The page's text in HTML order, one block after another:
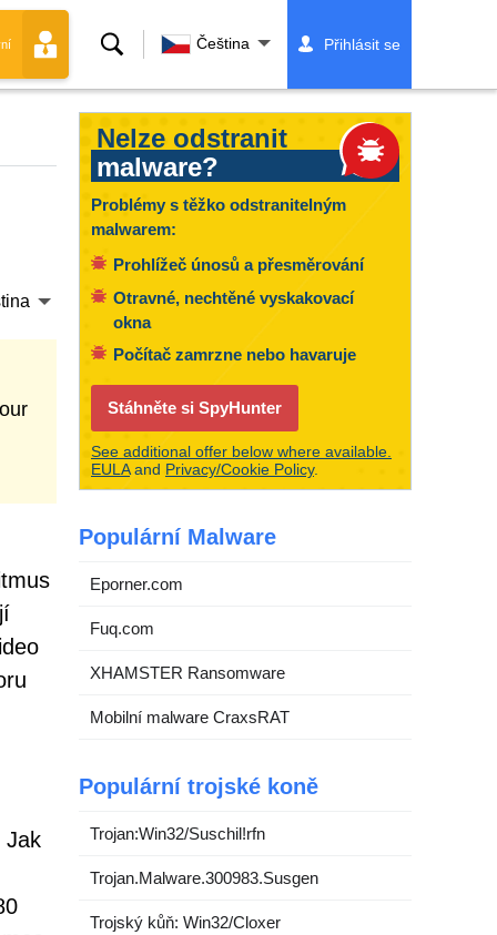
VyhledáváníČeština Přihlásit se
Jak
Nelze odstranit
malware?
Problémy s těžko odstranitelným
malwarem:
Prohlížeč únosů a přesměrování
Otravné, nechtěné vyskakovací
okna
Počítač zamrzne nebo havaruje
Stáhněte si SpyHunter
See additional offer below where available.
EULAand Privacy/Cookie Policy.
Populární Malware
Eporner.com
Fuq.com
XHAMSTER Ransomware
Mobilní malware CraxsRAT
Populární trojské koně
Trojan:Win32/Suschil!rfn
Trojan.Malware.300983.Susgen
Trojský kůň: Win32/Cloxer